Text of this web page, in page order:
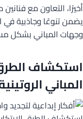
أخيرًا، التعاون مع
يضمن تنوعًا وجاذبية في
وجهات المباني بشكل
استكشاف الطرق
المباني